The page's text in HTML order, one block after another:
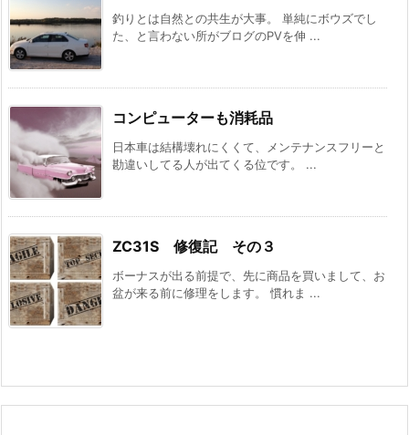
釣りとは自然との共生が大事。 単純にボウズでし
た、と言わない所がブログのPVを伸 ...
コンピューターも消耗品
日本車は結構壊れにくくて、メンテナンスフリーと
勘違いしてる人が出てくる位です。 ...
ZC31S 修復記 その３
ボーナスが出る前提で、先に商品を買いまして、お
盆が来る前に修理をします。 慣れま ...